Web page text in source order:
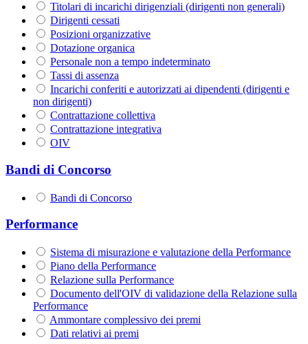
Titolari di incarichi dirigenziali (dirigenti non generali)
Dirigenti cessati
Posizioni organizzative
Dotazione organica
Personale non a tempo indeterminato
Tassi di assenza
Incarichi conferiti e autorizzati ai dipendenti (dirigenti e
non dirigenti)
Contrattazione collettiva
Contrattazione integrativa
OIV
Bandi di Concorso
Bandi di Concorso
Performance
Sistema di misurazione e valutazione della Performance
Piano della Performance
Relazione sulla Performance
Documento dell'OIV di validazione della Relazione sulla
Performance
Ammontare complessivo dei premi
Dati relativi ai premi